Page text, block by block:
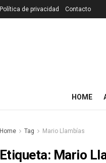
Política de privacidad Contacto
HOME
Home Tag Mario Llambías
Etiqueta: Mario